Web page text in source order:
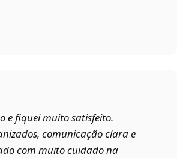
e fiquei muito satisfeito.
comunicação clara e
com muito cuidado na